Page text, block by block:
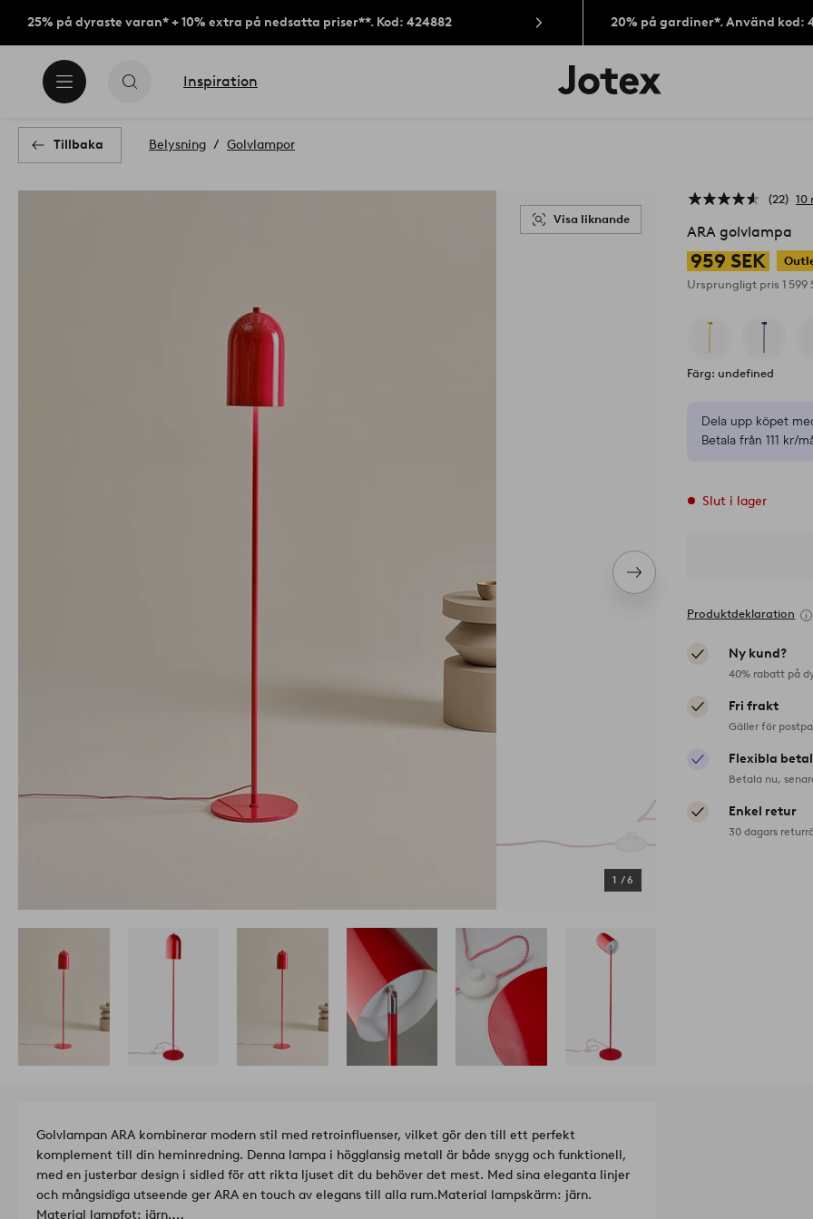
25% på dyraste varan* + 10% extra på nedsatta priser**. Kod: 424882 20% på gardiner*. Använd kod:
Inspiration
Jotex
logotyp
Tillbaka Belysning Golvlampor
Nästa
produkt
1 /6
Visa liknande
22 10
ARA golvlampa
959 SEK
Ursprungligt pris1 599
Färg: undefined
Dela upp köpet
Betala från 111 kr/
Slut i lager
Produktdeklaration
Ny kund?
40% rabatt på
Fri frakt
Gäller för
Flexibla
Betala nu,
Enkel retur
30 dagars
Golvlampan ARA kombinerar modern stil med retroinfluenser, vilket gör den till ett perfekt
komplement till din heminredning. Denna lampa i högglansig metall är både snygg och funktionell,
med en justerbar design i sidled för att rikta ljuset dit du behöver det mest. Med sina eleganta linjer
och mångsidiga utseende ger ARA en touch av elegans till alla rum.Material lampskärm: järn.
Material lampfot: järn.